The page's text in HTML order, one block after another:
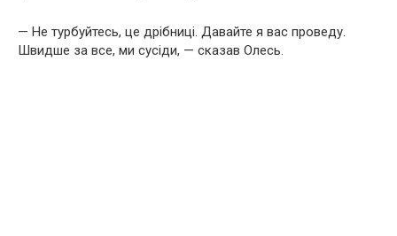
— Не турбуйтесь, це дрібниці. Давайте я вас проведу.
Швидше за все, ми сусіди, — сказав Олесь.